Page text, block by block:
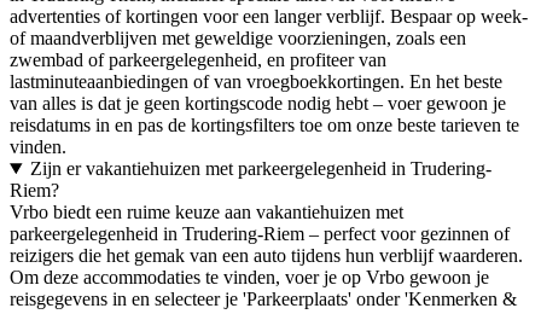
advertenties of kortingen voor een langer verblijf. Bespaar op week-
of maandverblijven met geweldige voorzieningen, zoals een
zwembad of parkeergelegenheid, en profiteer van
lastminuteaanbiedingen of van vroegboekkortingen. En het beste
van alles is dat je geen kortingscode nodig hebt – voer gewoon je
reisdatums in en pas de kortingsfilters toe om onze beste tarieven te
vinden.
Zijn er vakantiehuizen met parkeergelegenheid in Trudering-
Riem?
Vrbo biedt een ruime keuze aan vakantiehuizen met
parkeergelegenheid in Trudering-Riem – perfect voor gezinnen of
reizigers die het gemak van een auto tijdens hun verblijf waarderen.
Om deze accommodaties te vinden, voer je op Vrbo gewoon je
reisgegevens in en selecteer je 'Parkeerplaats' onder 'Kenmerken &